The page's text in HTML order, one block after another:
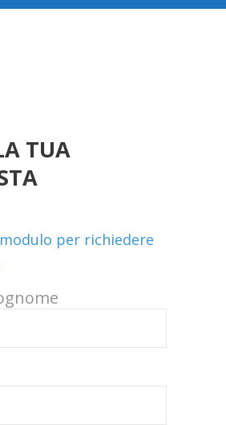
TUA
per richiedere